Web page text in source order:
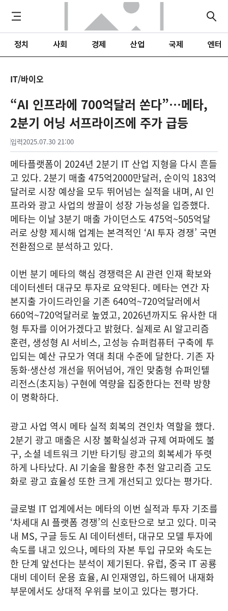
정치 사회 경제 산업 국제 엔터
IT/바이오
“AI 인프라에 700억달러 쏜다”…메타,
2분기 어닝 서프라이즈에 주가 급등
입력2025.07.30 21:00
메타플랫폼이 2024년 2분기 IT 산업 지형을 다시 흔들
고 있다. 2분기 매출 475억2000만달러, 순이익 183억
달러로 시장 예상을 모두 뛰어넘는 실적을 내며, AI 인
프라와 광고 사업의 쌍끌이 성장 가능성을 입증했다.
메타는 이날 3분기 매출 가이던스도 475억~505억달
러로 상향 제시해 업계는 본격적인 ‘AI 투자 경쟁’ 국면
전환점으로 분석하고 있다.
이번 분기 메타의 핵심 경쟁력은 AI 관련 인재 확보와
데이터센터 대규모 투자로 요약된다. 메타는 연간 자
본지출 가이드라인을 기존 640억~720억달러에서
660억~720억달러로 높였고, 2026년까지도 유사한 대
형 투자를 이어가겠다고 밝혔다. 실제로 AI 알고리즘
훈련, 생성형 AI 서비스, 고성능 슈퍼컴퓨터 구축에 투
입되는 예산 규모가 역대 최대 수준에 달한다. 기존 자
동화·생산성 개선을 뛰어넘어, 개인 맞춤형 슈퍼인텔
리전스(초지능) 구현에 역량을 집중한다는 전략 방향
이 명확하다.
광고 사업 역시 메타 실적 회복의 견인차 역할을 했다.
2분기 광고 매출은 시장 불확실성과 규제 여파에도 불
구, 소셜 네트워크 기반 타기팅 광고의 회복세가 뚜렷
하게 나타났다. AI 기술을 활용한 추천 알고리즘 고도
화로 광고 효율성 또한 크게 개선되고 있다는 평가다.
글로벌 IT 업계에서는 메타의 이번 실적과 투자 기조를
‘차세대 AI 플랫폼 경쟁’의 신호탄으로 보고 있다. 미국
내 MS, 구글 등도 AI 데이터센터, 대규모 모델 투자에
속도를 내고 있으나, 메타의 자본 투입 규모와 속도는
한 단계 앞선다는 분석이 제기된다. 유럽, 중국 IT 공룡
대비 데이터 운용 효율, AI 인재영입, 하드웨어 내재화
부문에서도 상대적 우위를 보이고 있다는 평가다.